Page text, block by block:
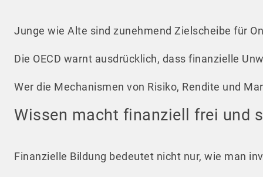
Junge wie Alte sind zunehmend Zielscheibe für
Die OECD warnt ausdrücklich, dass finanzielle
Wer die Mechanismen von Risiko, Rendite und
Wissen macht finanziell frei und
Finanzielle Bildung bedeutet nicht nur, wie man